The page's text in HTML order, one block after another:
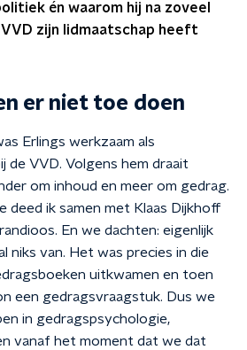
én waarom hij na zoveel
zijn lidmaatschap heeft
er niet toe doen
Erlings werkzaam als
de VVD. Volgens hem draait
om inhoud en meer om gedrag.
deed ik samen met Klaas Dijkhoff
En we dachten: eigenlijk
niks van. Het was precies in die
uitkwamen en toen
een gedragsvraagstuk. Dus we
in gedragspsychologie,
vanaf het moment dat we dat